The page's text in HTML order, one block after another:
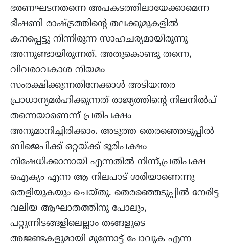
ഭരണഘടനതന്നെ അപകടത്തിലായേക്കാമെന്ന
ഭീഷണി രാഷ്ട്രത്തിന്‍റെ തലക്കുമുകളില്‍
കനപ്പെട്ടു നിന്നിരുന്ന സാഹചര്യമായിരുന്നു
അന്നുണ്ടായിരുന്നത്. അതുകൊണ്ടു തന്നെ,
വിവരാവകാശ നിയമം
സംരക്ഷിക്കുന്നതിനേക്കാള്‍ അടിയന്തര
പ്രാധാന്യമര്‍ഹിക്കുന്നത് രാജ്യത്തിന്‍റെ നിലനില്‍പ്
തന്നെയാണെന്ന് പ്രതിപക്ഷം
അനുമാനിച്ചിരിക്കാം. അടുത്ത തെരഞ്ഞെടുപ്പിൽ
ബിജെപിക്ക് ഒറ്റയ്ക്ക് ഭൂരിപക്ഷം
നിഷേധിക്കാനായി എന്നതില്‍ നിന്ന്,പ്രതിപക്ഷ
ഐക്യം എന്ന ആ നിലപാട് ശരിയാണെന്നു
തെളിയുകയും ചെയ്തു. തെരഞ്ഞെടുപ്പിൽ നേരിട്ട
വലിയ ആഘാതത്തിനു പോലും,
പറ്റുന്നിടങ്ങളിലെല്ലാം തങ്ങളുടെ
അജണ്ടകളുമായി മുന്നോട്ട് പോവുക എന്ന